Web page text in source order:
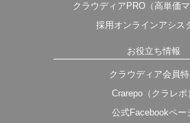
クラウディアPRO（高単価マ
採用オンラインアシス
お役立ち情報
クラウディア会員
Crarepo（クラレポ）
公式Facebookペー